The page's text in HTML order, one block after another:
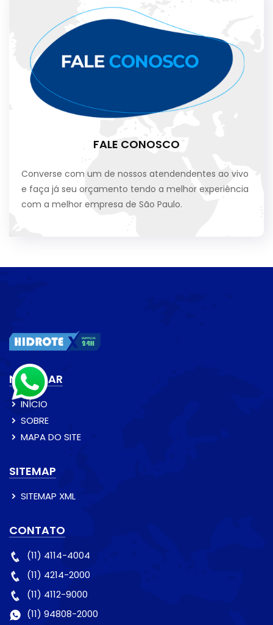
FALE CONOSCO
Converse com um de nossos atendendentes ao vivo
e faça já seu orçamento tendo a melhor experiência
com a melhor empresa de São Paulo.
NAVEGAR
INÍCIO
SOBRE
MAPA DO SITE
SITEMAP
SITEMAP XML
CONTATO
(11) 4114-4004
(11) 4214-2000
(11) 4112-9000
(11) 94808-2000